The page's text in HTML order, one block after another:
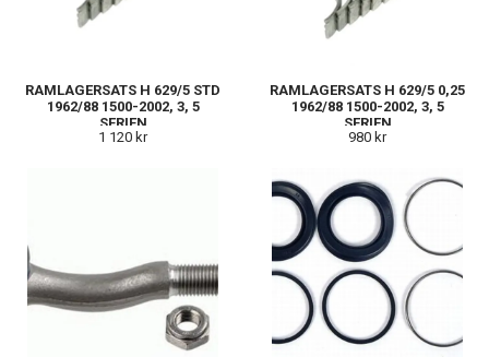
RAMLAGERSATS H 629/5 STD
1962/88 1500-2002, 3, 5
SERIEN
1 120 kr
RAMLAGERSATS H 629/5 0,25
1962/88 1500-2002, 3, 5
SERIEN
980 kr